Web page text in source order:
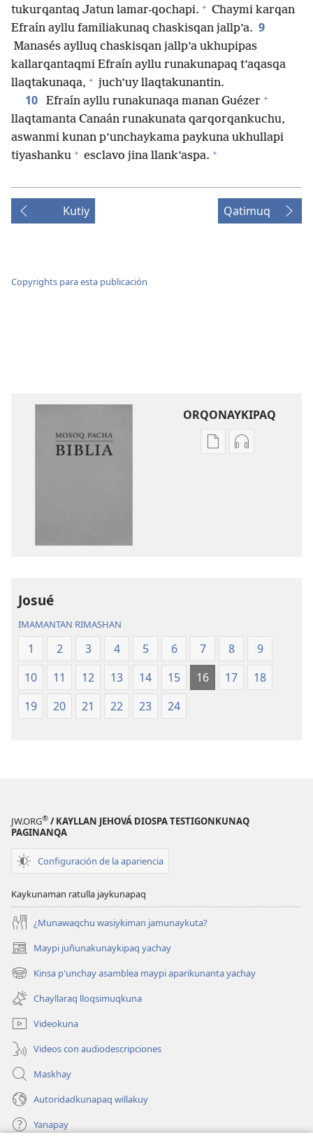
tukurqantaq Jatun lamar-qochapi. + Chaymi karqan
Efraín ayllu familiakunaq chaskisqan jallp’a. 9
Manasés aylluq chaskisqan jallp’a ukhupipas
kallarqantaqmi Efraín ayllu runakunapaq t’aqasqa
llaqtakunaqa, + juch’uy llaqtakunantin.
10 Efraín ayllu runakunaqa manan Guézer +
llaqtamanta Canaán runakunata qarqorqankuchu,
aswanmi kunan p’unchaykama paykuna ukhullapi
tiyashanku + esclavo jina llank’aspa. +
Kutiy Qatimuq
Copyrights para esta publicación
ORQONAYKIPAQ
Kaypi Kaypin
Josué
IMAMANTAN RIMASHAN
1 2 3 4 5 6 7 8
9
10
11 12 13 14 15 16 17
18
19
20 21 22 23 24
JW.ORG® / KAYLLAN JEHOVÁ DIOSPA TESTIGONKUNAQ
PAGINANQA
Configuración de la apariencia
Kaykunaman ratulla jaykunapaq
¿Munawaqchu wasiykiman jamunaykuta?
Maypi juñunakunaykipaq yachay
(abre
una
nueva
ventana)
Kinsa p'unchay asamblea maypi aparikunanta yachay
(abre
una
nueva
ventana)
Chayllaraq lloqsimuqkuna
Videokuna
Videos con audiodescripciones
Maskhay
Autoridadkunapaq willakuy
Yanapay